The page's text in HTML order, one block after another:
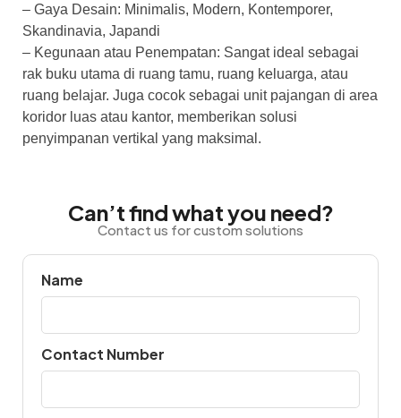
– Gaya Desain: Minimalis, Modern, Kontemporer,
Skandinavia, Japandi
– Kegunaan atau Penempatan: Sangat ideal sebagai
rak buku utama di ruang tamu, ruang keluarga, atau
ruang belajar. Juga cocok sebagai unit pajangan di area
koridor luas atau kantor, memberikan solusi
penyimpanan vertikal yang maksimal.
Can’t find what you need?
Contact us for custom solutions
Name
Contact Number